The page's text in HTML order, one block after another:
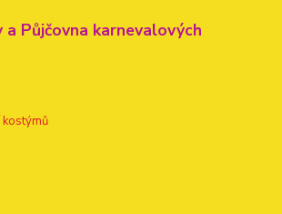
Půjčovna karnevalových
kostýmů